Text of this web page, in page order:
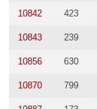
10842 423
10843 239
10856 630
10870 799